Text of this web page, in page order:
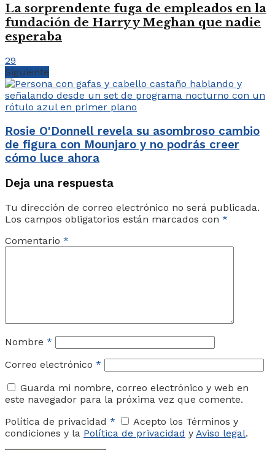
La sorprendente fuga de empleados en la
fundación de Harry y Meghan que nadie
esperaba
29
Siguiente
Rosie O'Donnell revela su asombroso cambio
de figura con Mounjaro y no podrás creer
cómo luce ahora
Deja una respuesta
Tu dirección de correo electrónico no será publicada.
Los campos obligatorios están marcados con *
Comentario *
Nombre *
Correo electrónico *
Guarda mi nombre, correo electrónico y web en
este navegador para la próxima vez que comente.
Política de privacidad *
Acepto los Términos y
condiciones y la Política de privacidad y Aviso legal.